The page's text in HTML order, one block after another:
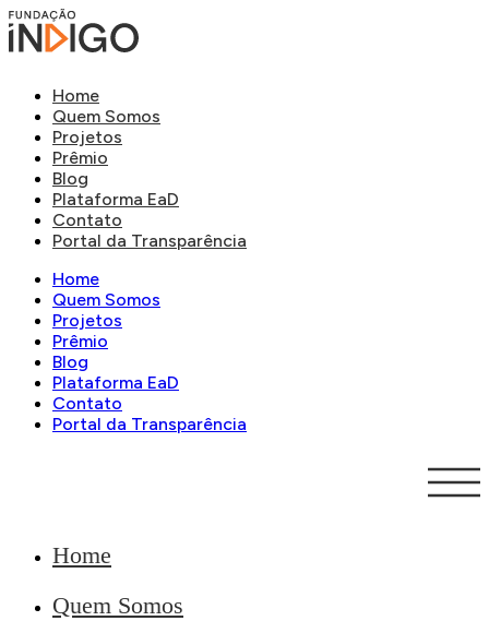
Home
Quem Somos
Projetos
Prêmio
Blog
Plataforma EaD
Contato
Portal da Transparência
Home
Quem Somos
Projetos
Prêmio
Blog
Plataforma EaD
Contato
Portal da Transparência
Home
Quem Somos